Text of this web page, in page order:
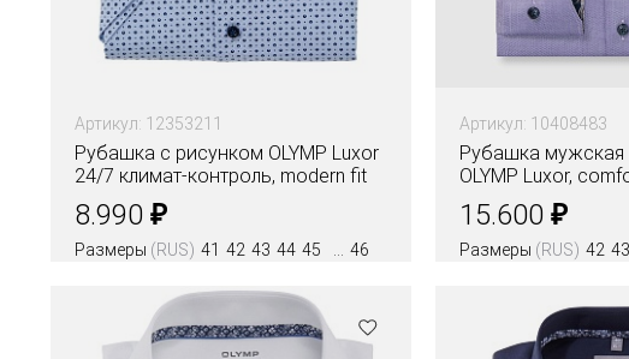
Артикул: 12353211
Рубашка с рисунком OLYMP Luxor
24/7 климат-контроль, modern fit
8.990 ₽
Размеры (RUS) 41 42 43 44 45 46
Артикул: 10408483
Рубашка мужская
OLYMP Luxor,
15.600 ₽
Размеры (RUS) 42 43